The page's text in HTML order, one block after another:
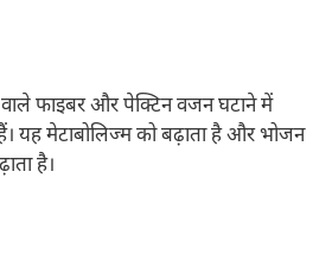
वाले फाइबर और पेक्टिन वजन घटाने में
यह मेटाबोलिज्म को बढ़ाता है और भोजन
है।